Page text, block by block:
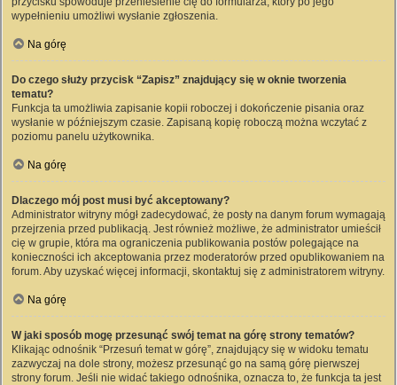
wypełnieniu umożliwi wysłanie zgłoszenia.
Na górę
Do czego służy przycisk “Zapisz” znajdujący się w oknie tworzenia
tematu?
Funkcja ta umożliwia zapisanie kopii roboczej i dokończenie pisania oraz
wysłanie w późniejszym czasie. Zapisaną kopię roboczą można wczytać z
poziomu panelu użytkownika.
Na górę
Dlaczego mój post musi być akceptowany?
Administrator witryny mógł zadecydować, że posty na danym forum wymagają
przejrzenia przed publikacją. Jest również możliwe, że administrator umieścił
cię w grupie, która ma ograniczenia publikowania postów polegające na
konieczności ich akceptowania przez moderatorów przed opublikowaniem na
forum. Aby uzyskać więcej informacji, skontaktuj się z administratorem witryny.
Na górę
W jaki sposób mogę przesunąć swój temat na górę strony tematów?
Klikając odnośnik “Przesuń temat w górę”, znajdujący się w widoku tematu
zazwyczaj na dole strony, możesz przesunąć go na samą górę pierwszej
strony forum. Jeśli nie widać takiego odnośnika, oznacza to, że funkcja ta jest